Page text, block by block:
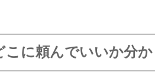
に頼んでいいか分